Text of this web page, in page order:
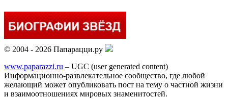
© 2004 - 2026 Папарацци.ру
www.paparazzi.ru – UGC (user generated content)
Информационно-развлекательное сообщество, где любой
желающий может опубликовать пост на тему о частной жизни
и взаимоотношениях мировых знаменитостей.